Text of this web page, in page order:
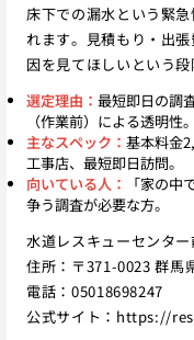
床下での漏水という緊
れます。見積もり・出
因を見てほしいという
選定理由： 最短即日の調
（作業前）による透明性。
主なスペック： 基本料金
工事店、最短即日訪問。
向いている人：
「家の
争う調査が必要な方。
水道レスキューセンタ
住所：〒371-0023 群馬
電話：05018698247
公式サイト： https://